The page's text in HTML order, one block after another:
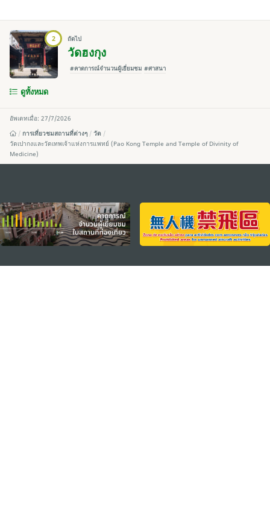
2 ถัดไป
วัดฮงกุง
#คาดการณ์จำนวนผู้เยี่ยมชม #ศาสนา
ดูทั้งหมด
อัพเดทเมื่อ: 27/7/2026
การเที่ยวชมสถานที่ต่างๆ
วัด
วัดเปากงและวัดเทพเจ้าแห่งการแพทย์ (Pao Kong Temple and Temple of Divinity of
Medicine)
external links